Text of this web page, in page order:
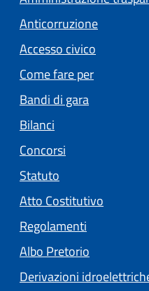
Anticorruzione
Accesso civico
Come fare per
Bandi di gara
Bilanci
Concorsi
Statuto
Atto Costitutivo
Regolamenti
Albo Pretorio
Derivazioni